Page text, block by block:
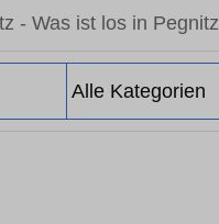
- Was ist los in Pegnitz